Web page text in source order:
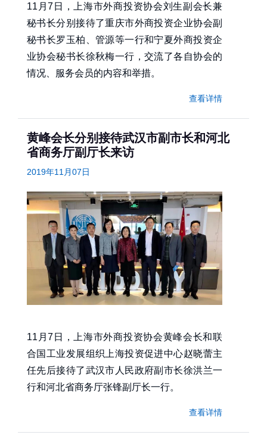
11月7日，上海市外商投资协会刘生副会长兼
秘书长分别接待了重庆市外商投资企业协会副
秘书长罗玉柏、管源等一行和宁夏外商投资企
业协会秘书长徐秋梅一行，交流了各自协会的
情况、服务会员的内容和举措。
查看详情
黄峰会长分别接待武汉市副市长和河北
省商务厅副厅长来访
2019年11月07日
11月7日，上海市外商投资协会黄峰会长和联
合国工业发展组织上海投资促进中心赵晓蕾主
任先后接待了武汉市人民政府副市长徐洪兰一
行和河北省商务厅张锋副厅长一行。
查看详情